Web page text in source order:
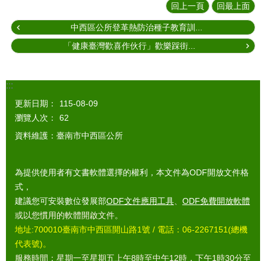
回上一頁 回最上面
中西區公所登革熱防治種子教育訓...
「健康臺灣歡喜作伙行」歡樂踩街...
:::
更新日期：
115-08-09
瀏覽人次：
62
資料維護：臺南市中西區公所
為提供使用者有文書軟體選擇的權利，本文件為ODF開放文件格
式，
建議您可安裝數位發展部ODF文件應用工具
ODF免費開放軟體
或以您慣用的軟體開啟文件。
地址:700010臺南市中西區開山路1號 / 電話：06-2267151(總機
代表號)。
服務時間：星期一至星期五上午8時至中午12時，下午1時30分至